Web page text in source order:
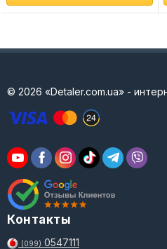
© 2026 «Detaler.com.ua» -
Контакты
(099) 0547111